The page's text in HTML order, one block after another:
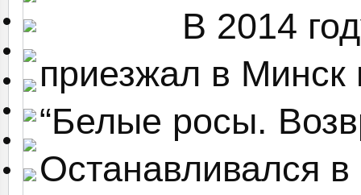
В 2014
приезжал в
“Белые росы.
Останавливался